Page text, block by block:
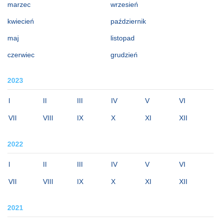
marzec
kwiecień
maj
czerwiec
wrzesień
październik
listopad
grudzień
2023
I II III IV V VI
VII VIII IX X XI XII
2022
I II III IV V VI
VII VIII IX X XI XII
2021